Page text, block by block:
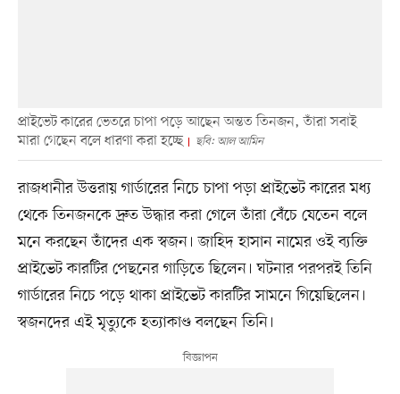
প্রাইভেট কারের ভেতরে চাপা পড়ে আছেন অন্তত তিনজন, তাঁরা সবাই
মারা গেছেন বলে ধারণা করা হচ্ছে
ছবি: আল আমিন
রাজধানীর উত্তরায় গার্ডারের নিচে চাপা পড়া প্রাইভেট কারের মধ্য
থেকে তিনজনকে দ্রুত উদ্ধার করা গেলে তাঁরা বেঁচে যেতেন বলে
মনে করছেন তাঁদের এক স্বজন। জাহিদ হাসান নামের ওই ব্যক্তি
প্রাইভেট কারটির পেছনের গাড়িতে ছিলেন। ঘটনার পরপরই তিনি
গার্ডারের নিচে পড়ে থাকা প্রাইভেট কারটির সামনে গিয়েছিলেন।
স্বজনদের এই মৃত্যুকে হত্যাকাণ্ড বলছেন তিনি।